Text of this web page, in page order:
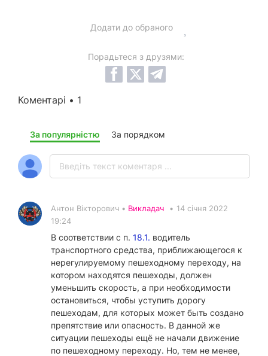
Додати до обраного
Порадьтеся з друзями:
Коментарі • 1
За популярністю За порядком
Антон Вікторович • Викладач • 14 січня 2022
19:24
В соответствии с п. 18.1. водитель
транспортного средства, приближающегося к
нерегулируемому пешеходному переходу, на
котором находятся пешеходы, должен
уменьшить скорость, а при необходимости
остановиться, чтобы уступить дорогу
пешеходам, для которых может быть создано
препятствие или опасность. В данной же
ситуации пешеходы ещё не начали движение
по пешеходному переходу. Но, тем не менее,